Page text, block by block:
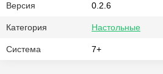
Версия 0.2.6
Категория Настольные
Система 7+